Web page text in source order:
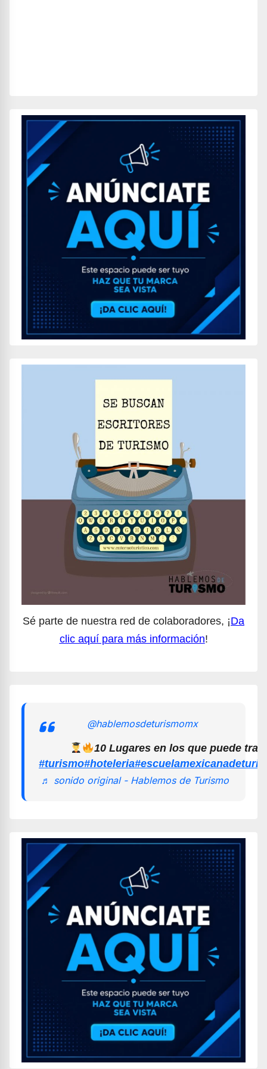
Sé parte de nuestra red de colaboradores, ¡Da
clic aquí para más información!
@hablemosdeturismomx
10 Lugares en los que puede
#turismo#hoteleria
♬ sonido original - Hablemos de Turismo